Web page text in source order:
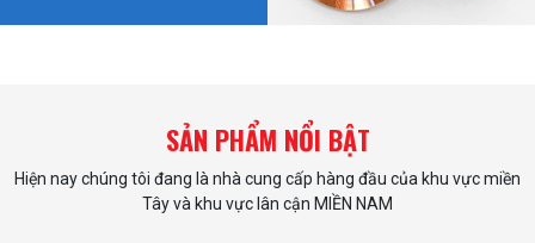
SẢN PHẨM NỔI BẬT
Hiện nay chúng tôi đang là nhà cung cấp hàng đầu của khu vực miền
Tây và khu vực lân cận MIỀN NAM